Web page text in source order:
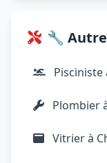
🔧
Plombier
Vitrier à